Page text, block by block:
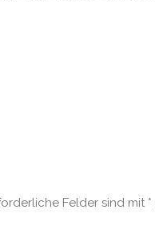
Felder sind mit *